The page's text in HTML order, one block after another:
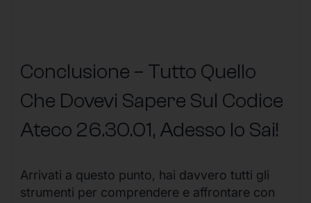
Conclusione – Tutto Quello
Che Dovevi Sapere Sul Codice
Ateco 26.30.01, Adesso lo Sai!
Arrivati a questo punto, hai davvero tutti gli
strumenti per comprendere e affrontare con